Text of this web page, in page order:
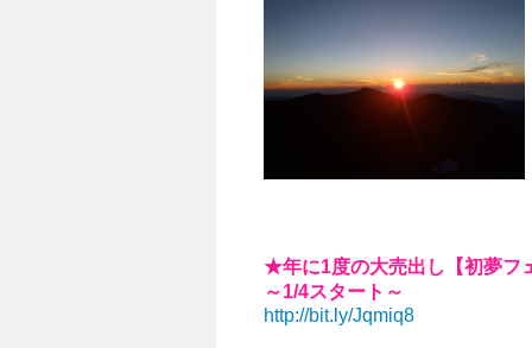
★年に1度の大売出し【初夢フ
～1/4スタート～
http://bit.ly/Jqmiq8